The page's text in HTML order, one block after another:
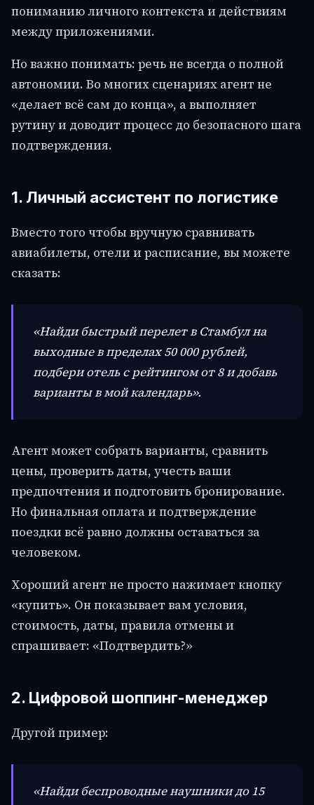
пониманию личного контекста и действиям
между приложениями.
Но важно понимать: речь не всегда о полной
автономии. Во многих сценариях агент не
«делает всё сам до конца», а выполняет
рутину и доводит процесс до безопасного шага
подтверждения.
1. Личный ассистент по логистике
Вместо того чтобы вручную сравнивать
авиабилеты, отели и расписание, вы можете
сказать:
«Найди быстрый перелет в Стамбул на
выходные в пределах 50 000 рублей,
подбери отель с рейтингом от 8 и добавь
варианты в мой календарь».
Агент может собрать варианты, сравнить
цены, проверить даты, учесть ваши
предпочтения и подготовить бронирование.
Но финальная оплата и подтверждение
поездки всё равно должны оставаться за
человеком.
Хороший агент не просто нажимает кнопку
«купить». Он показывает вам условия,
стоимость, даты, правила отмены и
спрашивает: «Подтвердить?»
2. Цифровой шоппинг-менеджер
Другой пример:
«Найди беспроводные наушники до 15